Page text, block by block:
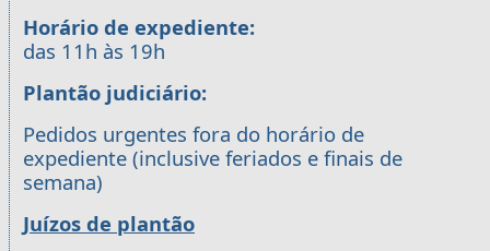
Horário de expediente:
das 11h às 19h
Plantão judiciário:
Pedidos urgentes fora do horário de
expediente (inclusive feriados e finais de
semana)
Juízos de plantão